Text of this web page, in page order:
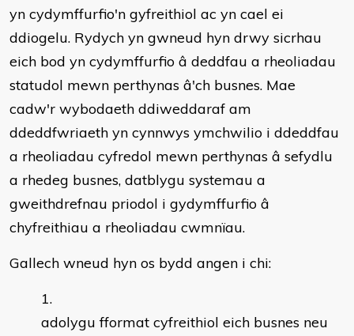
yn cydymffurfio'n gyfreithiol ac yn cael ei
ddiogelu. Rydych yn gwneud hyn drwy sicrhau
eich bod yn cydymffurfio â deddfau a rheoliadau
statudol mewn perthynas â'ch busnes. Mae
cadw'r wybodaeth ddiweddaraf am
ddeddfwriaeth yn cynnwys ymchwilio i ddeddfau
a rheoliadau cyfredol mewn perthynas â sefydlu
a rhedeg busnes, datblygu systemau a
gweithdrefnau priodol i gydymffurfio â
chyfreithiau a rheoliadau cwmnïau.
Gallech wneud hyn os bydd angen i chi:
adolygu fformat cyfreithiol eich busnes neu